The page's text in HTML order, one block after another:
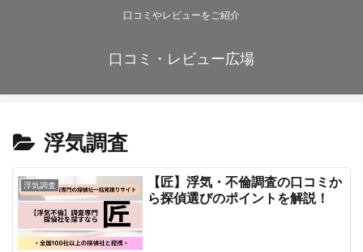
口コミやレビューをご紹介
口コミ・レビュー広場
浮気調査
浮気調査
【匠】浮気・不倫調査の口コミか
ら探偵選びのポイントを解説！